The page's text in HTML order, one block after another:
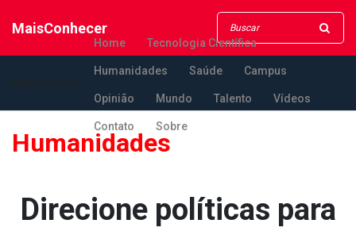
MaisConhecer
Home Tecnologia Científica
Humanidades Saúde Campus
Opinião Mundo Talento Vídeos
Contato Sobre
Humanidades
Direcione políticas para